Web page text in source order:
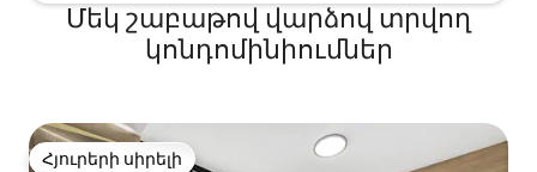
Մեկ շաբաթով վարձով տրվող
կոնդոմինիումներ
Հյուրերի սիրելի